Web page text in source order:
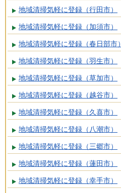
地域清掃気軽に登録（行田市）
地域清掃気軽に登録（加須市）
地域清掃気軽に登録（春日部市）
地域清掃気軽に登録（羽生市）
地域清掃気軽に登録（草加市）
地域清掃気軽に登録（越谷市）
地域清掃気軽に登録（久喜市）
地域清掃気軽に登録（八潮市）
地域清掃気軽に登録（三郷市）
地域清掃気軽に登録（蓮田市）
地域清掃気軽に登録（幸手市）